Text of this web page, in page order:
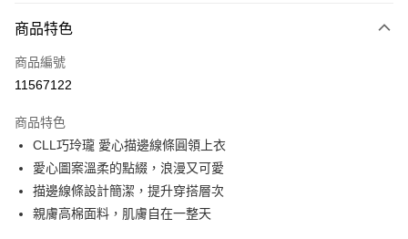
信用卡一次付款
信用卡分期付款
合作金庫商業銀行
華南商業銀行
彰化商業銀行
上海商業儲蓄銀行
台北富邦商業銀行
國泰世華商業銀行
兆豐國際商業銀行
臺灣中小企業銀行
超商取貨付款
LINE Pay
Apple Pay
商品特色
商品編號
11567122
商品特色
CLL巧玲瓏 愛心描邊線條圓領上衣
愛心圖案溫柔的點綴，浪漫又可愛
描邊線條設計簡潔，提升穿搭層次
親膚高棉面料，肌膚自在一整天